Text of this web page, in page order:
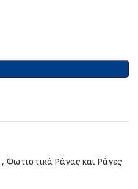
, Φωτιστικά Ράγας και Ράγες